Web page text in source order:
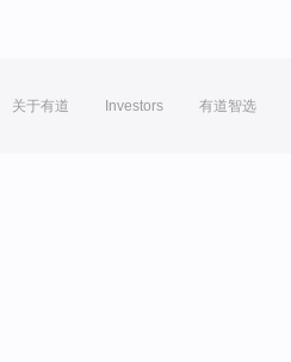
关于有道 Investors 有道智选